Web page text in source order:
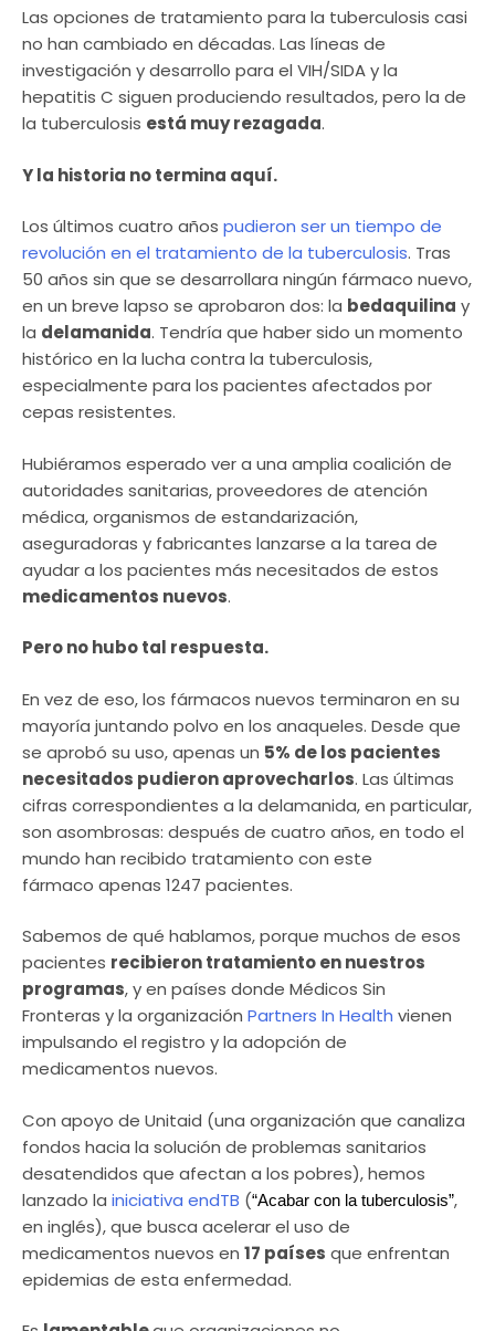
Las opciones de tratamiento para la tuberculosis casi
no han cambiado en décadas. Las líneas de
investigación y desarrollo para el VIH/SIDA y la
hepatitis C siguen produciendo resultados, pero la de
la tuberculosis está muy rezagada.
Y la historia no termina aquí.
Los últimos cuatro años pudieron ser un tiempo de
revolución en el tratamiento de la tuberculosis. Tras
50 años sin que se desarrollara ningún fármaco nuevo,
en un breve lapso se aprobaron dos: la bedaquilina y
la delamanida. Tendría que haber sido un momento
histórico en la lucha contra la tuberculosis,
especialmente para los pacientes afectados por
cepas resistentes.
Hubiéramos esperado ver a una amplia coalición de
autoridades sanitarias, proveedores de atención
médica, organismos de estandarización,
aseguradoras y fabricantes lanzarse a la tarea de
ayudar a los pacientes más necesitados de estos
medicamentos nuevos.
Pero no hubo tal respuesta.
En vez de eso, los fármacos nuevos terminaron en su
mayoría juntando polvo en los anaqueles. Desde que
se aprobó su uso, apenas un 5% de los pacientes
necesitados pudieron aprovecharlos. Las últimas
cifras correspondientes a la delamanida, en particular,
son asombrosas: después de cuatro años, en todo el
mundo han recibido tratamiento con este
fármaco apenas 1247 pacientes.
Sabemos de qué hablamos, porque muchos de esos
pacientes recibieron tratamiento en nuestros
programas, y en países donde Médicos Sin
Fronteras y la organización Partners In Health vienen
impulsando el registro y la adopción de
medicamentos nuevos.
Con apoyo de Unitaid (una organización que canaliza
fondos hacia la solución de problemas sanitarios
desatendidos que afectan a los pobres), hemos
lanzado la iniciativa endTB (“Acabar con la tuberculosis”,
en inglés), que busca acelerar el uso de
medicamentos nuevos en 17 países que enfrentan
epidemias de esta enfermedad.